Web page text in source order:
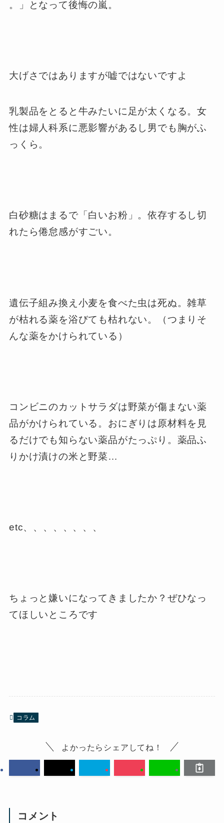
。」となって後悔の嵐。
大げさではありますが嘘ではないですよ
乳製品をとると牛みたいに足が太くなる。女
性は婦人科系に悪影響があるし男でも胸がふ
っくら。
白砂糖はまるで「白いお粉」。依存するし切
れたら倦怠感がすごい。
遺伝子組み換え小麦を食べた虫は死ぬ。雑草
が枯れる薬を浴びても枯れない。（つまりそ
んな薬をかけられている）
コンビニのカットサラダは野菜が傷まない薬
品がかけられている。おにぎりは原材料を見
るだけでも知らない薬品がたっぷり。薬品ふ
りかけ漬けの米と野菜…
etc、、、、、、、、
ちょっと嫌いになってきましたか？ぜひなっ
てほしいところです
コラム
よかったらシェアしてね！
コメント